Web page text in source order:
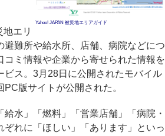
Yahoo! JAPAN 被災地エリアガイド
エリ
避難所や給水所、店舗、病院などにつ
コミ情報や企業から寄せられた情報を
ビス。3月28日に公開されたモバイル
版サイトが公開された。
水」「燃料」「営業店舗」「病院・
ぞれに「ほしい」「あります」といっ